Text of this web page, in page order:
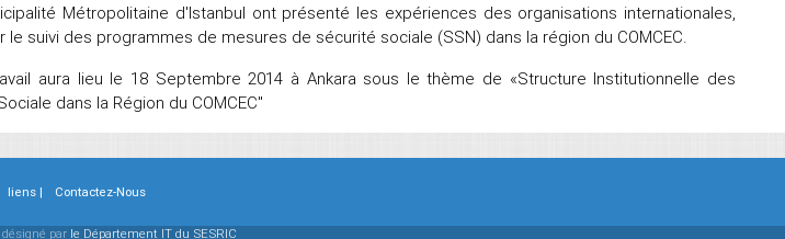
Métropolitaine d'Istanbul ont présenté les expériences des organisations internationales,
suivi des programmes de mesures de sécurité sociale (SSN) dans la région du COMCEC.
aura lieu le 18 Septembre 2014 à Ankara sous le thème de «Structure Institutionnelle des
dans la Région du COMCEC"
liens | Contactez-Nous
par le Département IT du SESRIC